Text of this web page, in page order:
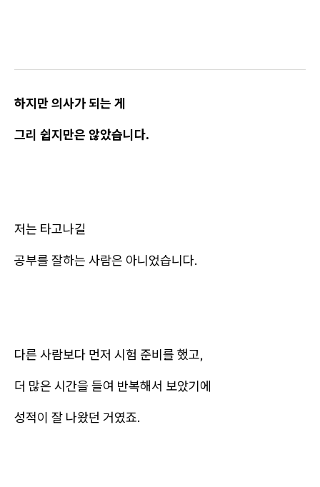
하지만 의사가 되는 게
그리 쉽지만은 않았습니다.
저는 타고나길
공부를 잘하는 사람은 아니었습니다.
다른 사람보다 먼저 시험 준비를 했고,
더 많은 시간을 들여 반복해서 보았기에
성적이 잘 나왔던 거였죠.